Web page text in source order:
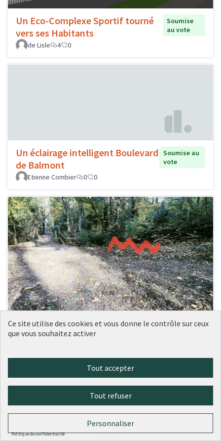
Un Eco-Complexe Sportif tourné
vers ses Habitants
Soumise
au vote
de Lisle
4 0
Un éclairage intelligent Boulevard
de Balmont
Soumise au
vote
Etienne Combier
0 0
Un banc Parc de la Garde
(5ème)
Soumise au
Ce site utilise des cookies et vous donne le contrôle sur ceux
que vous souhaitez activer
Tout accepter
Tout refuser
Personnaliser
Politique de confidentialité